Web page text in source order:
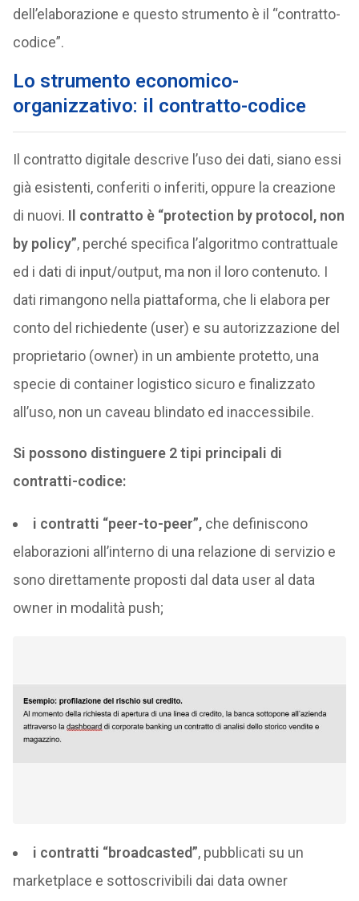
dell’elaborazione e questo strumento è il “contratto-
codice”.
Lo strumento economico-
organizzativo: il contratto-codice
Il contratto digitale descrive l’uso dei dati, siano essi
già esistenti, conferiti o inferiti, oppure la creazione
di nuovi. Il contratto è “protection by protocol, non
by policy”, perché specifica l’algoritmo contrattuale
ed i dati di input/output, ma non il loro contenuto. I
dati rimangono nella piattaforma, che li elabora per
conto del richiedente (user) e su autorizzazione del
proprietario (owner) in un ambiente protetto, una
specie di container logistico sicuro e finalizzato
all’uso, non un caveau blindato ed inaccessibile.
Si possono distinguere 2 tipi principali di
contratti-codice:
i contratti “peer-to-peer”,che definiscono
elaborazioni all’interno di una relazione di servizio e
sono direttamente proposti dal data user al data
owner in modalità push;
i contratti “broadcasted”, pubblicati su un
marketplace e sottoscrivibili dai data owner